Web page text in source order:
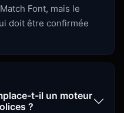
Font, mais le
doit être confirmée
t-il un moteur
?